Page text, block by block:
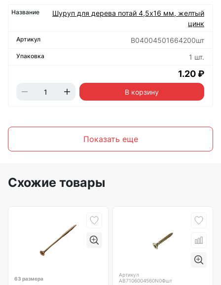
Шуруп для дерева потай 4,5х16 мм, желтый
цинк
B04004501664200шт
1 шт.
1.20 ₽
В корзину
Показать еще
Схожие товары
63 размера
Артикул
AB7106004560N0Фшт